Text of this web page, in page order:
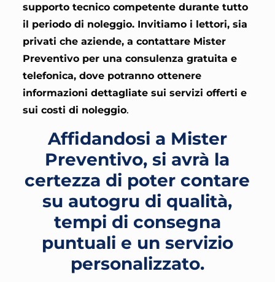
supporto tecnico competente durante tutto
il periodo di noleggio. Invitiamo i lettori, sia
privati che aziende, a contattare Mister
Preventivo per una consulenza gratuita e
telefonica, dove potranno ottenere
informazioni dettagliate sui servizi offerti e
sui costi di noleggio.
Affidandosi a Mister
Preventivo, si avrà la
certezza di poter contare
su autogru di qualità,
tempi di consegna
puntuali e un servizio
personalizzato.